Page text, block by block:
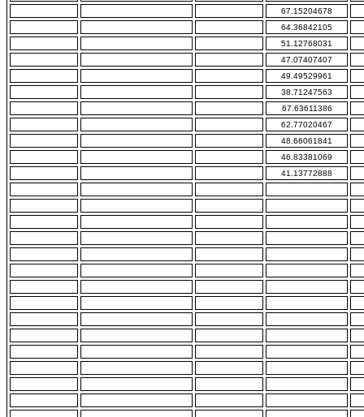
67.15204678
64.36842105
51.12768031
47.07407407
49.49529961
38.71247563
67.63611386
62.77020467
48.66061841
46.83381069
41.13772888